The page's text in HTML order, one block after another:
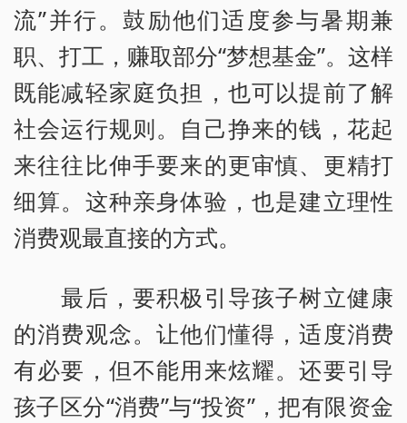
流”并行。鼓励他们适度参与暑期兼
职、打工，赚取部分“梦想基金”。这样
既能减轻家庭负担，也可以提前了解
社会运行规则。自己挣来的钱，花起
来往往比伸手要来的更审慎、更精打
细算。这种亲身体验，也是建立理性
消费观最直接的方式。
最后，要积极引导孩子树立健康
的消费观念。让他们懂得，适度消费
有必要，但不能用来炫耀。还要引导
孩子区分“消费”与“投资”，把有限资金